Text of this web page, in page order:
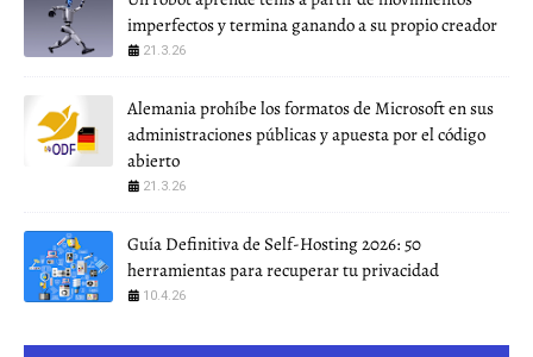
imperfectos y termina ganando a su propio creador
21.3.26
Alemania prohíbe los formatos de Microsoft en sus
administraciones públicas y apuesta por el código
abierto
21.3.26
Guía Definitiva de Self-Hosting 2026: 50
herramientas para recuperar tu privacidad
10.4.26